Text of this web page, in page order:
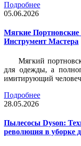
Подробнее
05.06.2026
Мягкие
Инструмент Мастера
Мягкий
для одежды, а
имитирующий
Подробнее
28.05.2026
Пылесосы Dyson:
революция в уборке